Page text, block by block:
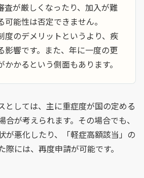
査が厳しくなったり、加入が難
可能性は否定できません。
度のデメリットというより、疾
影響です。また、年に一度の更
かるという側面もあります。
としては、主に重症度が国の定める
が考えられます。その場合でも、
が悪化したり、「軽症高額該当」の
には、再度申請が可能です。